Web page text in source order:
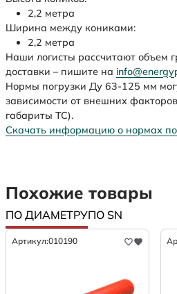
2,2 метра
Ширина между кониками:
2,2 метра
Наши логисты рассчитают объем
доставки – пишите на
Нормы погрузки Ду 63-125 мм
зависимости от внешних
габариты ТС).
Скачать информацию о нормах
Похожие товары
ПО ДИАМЕТРУПО SN
Артикул:010190